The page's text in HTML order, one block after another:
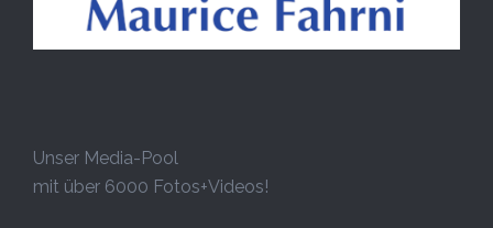
Unser Media-Pool
mit über 6000 Fotos+Videos!